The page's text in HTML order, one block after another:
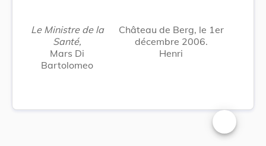
Le Ministre de la
Santé,
Mars Di
Bartolomeo
Château de Berg, le 1er
décembre 2006.
Henri
Changer la